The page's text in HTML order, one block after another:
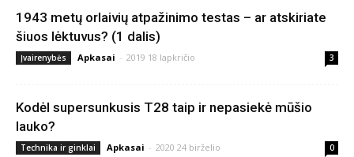
1943 metų orlaivių atpažinimo testas – ar atskiriate
šiuos lėktuvus? (1 dalis)
Įvairenybės Apkasai - 2019 18 lapkričio 3
Kodėl supersunkusis T28 taip ir nepasiekė mūšio
lauko?
Technika ir ginklai Apkasai - 2020 24 birželio 0